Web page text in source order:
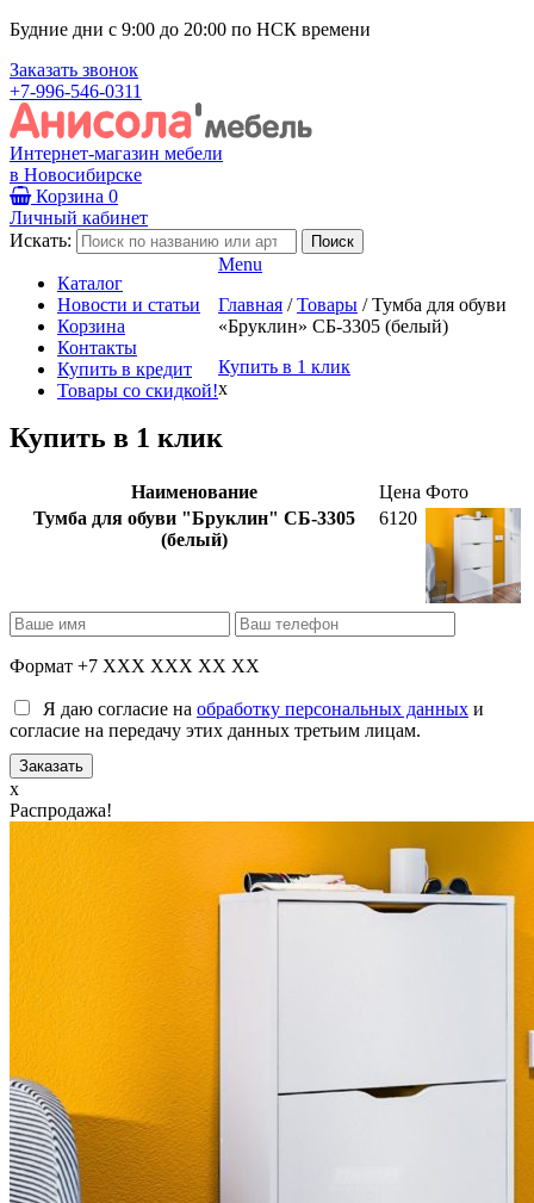
Будние дни с 9:00 до 20:00 по НСК времени
Заказать звонок
+7-996-546-0311
Интернет-магазин мебели
в Новосибирске
Корзина 0
Личный кабинет
Искать:
Каталог
Новости и статьи
Корзина
Контакты
Купить в кредит
Товары со скидкой!
Menu
Главная / Товары / Тумба для обуви
«Бруклин» СБ-3305 (белый)
Купить в 1 клик
x
Купить в 1 клик
Наименование Цена Фото
Тумба для обуви "Бруклин" СБ-3305
(белый)
6120
Формат +7 XXX XXX XX XX
Я даю согласие на обработку персональных данных и
согласие на передачу этих данных третьим лицам.
x
Распродажа!